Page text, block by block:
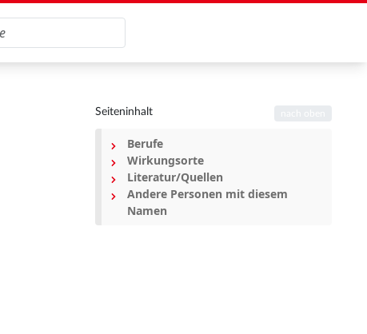
Seiteninhalt
Berufe
Wirkungsorte
Literatur/Quellen
Andere Personen mit diesem
Namen